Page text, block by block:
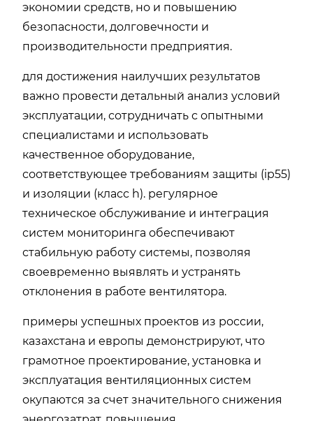
экономии средств, но и повышению
безопасности, долговечности и
производительности предприятия.
для достижения наилучших результатов
важно провести детальный анализ условий
эксплуатации, сотрудничать с опытными
специалистами и использовать
качественное оборудование,
соответствующее требованиям защиты (ip55)
и изоляции (класс h). регулярное
техническое обслуживание и интеграция
систем мониторинга обеспечивают
стабильную работу системы, позволяя
своевременно выявлять и устранять
отклонения в работе вентилятора.
примеры успешных проектов из россии,
казахстана и европы демонстрируют, что
грамотное проектирование, установка и
эксплуатация вентиляционных систем
окупаются за счет значительного снижения